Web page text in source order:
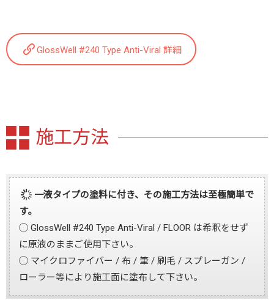
GlossWell #240 Type Anti-Viral 詳細
施工方法
一液タイプの塗料に付き、その施工方法は至極簡単で
す。
◯ GlossWell #240 Type Anti-Viral / FLOOR は希釈をせず
に原液のままご使用下さい。
◯ マイクロファイバー / 布 / 筆 / 刷毛 / スプレーガン /
ローラー等により施工面に塗布して下さい。